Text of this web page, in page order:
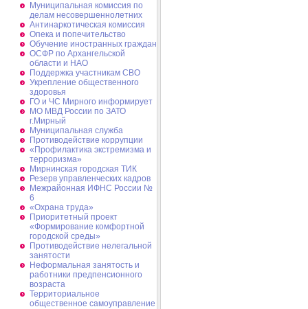
Муниципальная комиссия по
делам несовершеннолетних
Антинаркотическая комиссия
Опека и попечительство
Обучение иностранных граждан
ОСФР по Архангельской
области и НАО
Поддержка участникам СВО
Укрепление общественного
здоровья
ГО и ЧС Мирного информирует
МО МВД России по ЗАТО
г.Мирный
Муниципальная cлужба
Противодействие коррупции
«Профилактика экстремизма и
терроризма»
Мирнинская городская ТИК
Резерв управленческих кадров
Межрайонная ИФНС России №
6
«Охрана труда»
Приоритетный проект
«Формирование комфортной
городской среды»
Противодействие нелегальной
занятости
Неформальная занятость и
работники предпенсионного
возраста
Территориальное
общественное самоуправление